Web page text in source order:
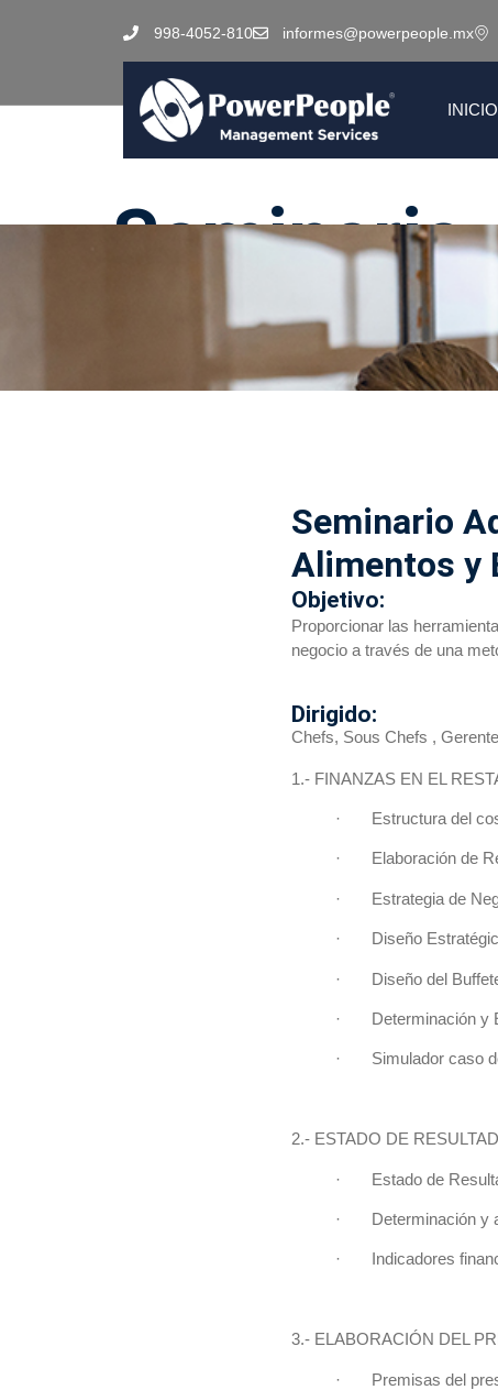
998-4052-810 informes@powerpeople.mx
INICIO
Seminario
De
Seminario
Alimentos y
Objetivo:
Proporcionar las
negocio a través de una
Dirigido:
Chefs, Sous Chefs ,
1.- FINANZAS EN EL
· Estructura del
· Elaboración de
· Estrategia de
· Diseño
· Diseño del Buffete
· Determinación y
· Simulador caso de
2.- ESTADO DE
· Estado de
· Determinación y
· Indicadores
3.- ELABORACIÓN DEL
· Premisas del